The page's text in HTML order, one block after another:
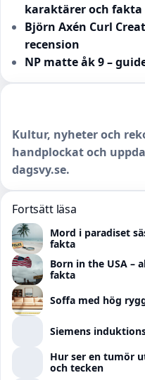
karaktärer och fakta
Björn Axén Curl
recension
NP matte åk 9 –
Kultur, nyheter och
handplockat och
dagsvy.se.
Fortsätt läsa
Mord i paradiset
fakta
Born in the USA –
fakta
Soffa med hög
Siemens
Hur ser en tumör
och tecken